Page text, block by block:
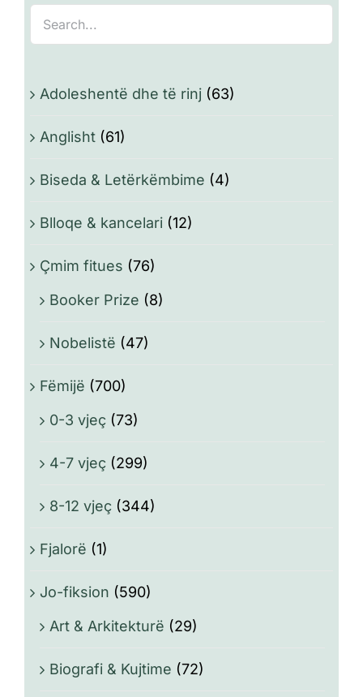
Adoleshentë dhe të rinj (63)
Anglisht (61)
Biseda & Letërkëmbime (4)
Blloqe & kancelari (12)
Çmim fitues (76)
Booker Prize (8)
Nobelistë (47)
Fëmijë (700)
0-3 vjeç (73)
4-7 vjeç (299)
8-12 vjeç (344)
Fjalorë (1)
Jo-fiksion (590)
Art & Arkitekturë (29)
Biografi & Kujtime (72)